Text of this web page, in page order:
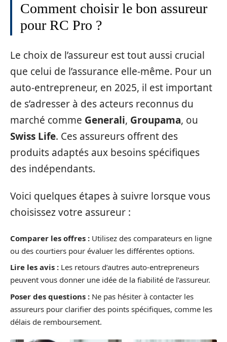
Comment choisir le bon assureur
pour RC Pro ?
Le choix de l’assureur est tout aussi crucial
que celui de l’assurance elle-même. Pour un
auto-entrepreneur, en 2025, il est important
de s’adresser à des acteurs reconnus du
marché comme Generali, Groupama, ou
Swiss Life. Ces assureurs offrent des
produits adaptés aux besoins spécifiques
des indépendants.
Voici quelques étapes à suivre lorsque vous
choisissez votre assureur :
Comparer les offres : Utilisez des comparateurs en ligne
ou des courtiers pour évaluer les différentes options.
Lire les avis : Les retours d’autres auto-entrepreneurs
peuvent vous donner une idée de la fiabilité de l’assureur.
Poser des questions : Ne pas hésiter à contacter les
assureurs pour clarifier des points spécifiques, comme les
délais de remboursement.